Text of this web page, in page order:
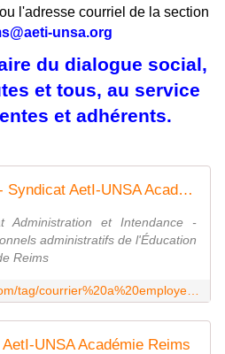
l'adresse courriel de la section
unsa.org
du dialogue social,
et tous, au service
et adhérents.
courrier a employeur - Syndicat AetI-UNSA Académie Reims
Administration et Intendance -
administratifs de l'Éducation
Reims
UNSA Académie Reims